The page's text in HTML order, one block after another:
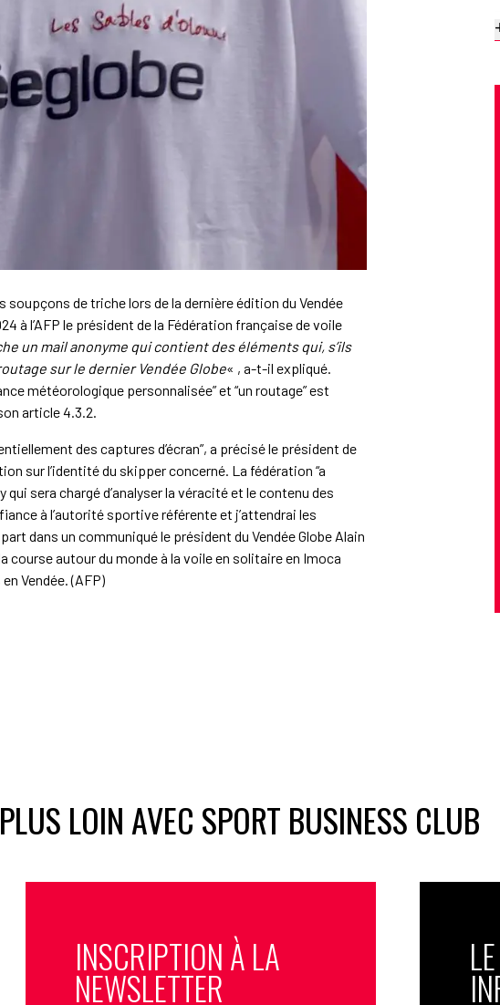
soupçons de triche lors de la dernière édition du Vendée
à l’AFP le président de la Fédération française de voile
un mail anonyme qui contient des éléments qui, s’ils
sur le dernier Vendée Globe« , a-t-il expliqué.
météorologique personnalisée” et “un routage” est
article 4.3.2.
des captures d’écran”, a précisé le président de
sur l’identité du skipper concerné. La fédération “a
sera chargé d’analyser la véracité et le contenu des
à l’autorité sportive référente et j’attendrai les
dans un communiqué le président du Vendée Globe Alain
course autour du monde à la voile en solitaire en Imoca
Vendée. (AFP)
LOIN AVEC SPORT BUSINESS CLUB
INSCRIPTION À LA
NEWSLETTER